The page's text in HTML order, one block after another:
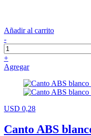
Añadir al carrito
-
+
Agregar
USD 0,28
Canto ABS